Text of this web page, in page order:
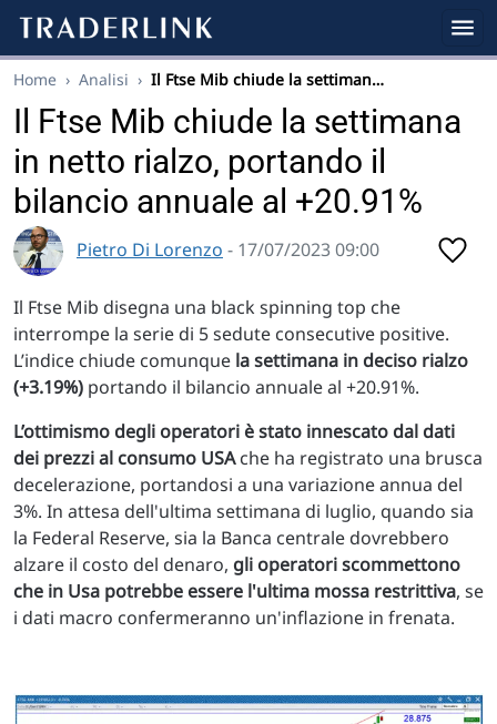
Home › Analisi › Il Ftse Mib chiude la settiman…
Il Ftse Mib chiude la settimana
in netto rialzo, portando il
bilancio annuale al +20.91%
Pietro Di Lorenzo - 17/07/2023 09:00
Il Ftse Mib disegna una black spinning top che
interrompe la serie di 5 sedute consecutive positive.
L’indice chiude comunque la settimana in deciso rialzo
(+3.19%) portando il bilancio annuale al +20.91%.
L’ottimismo degli operatori è stato innescato dal dati
dei prezzi al consumo USAche ha registrato una brusca
decelerazione, portandosi a una variazione annua del
3%. In attesa dell'ultima settimana di luglio, quando sia
la Federal Reserve, sia la Banca centrale dovrebbero
alzare il costo del denaro, gli operatori scommettono
che in Usa potrebbe essere l'ultima mossa restrittiva, se
i dati macro confermeranno un'inflazione in frenata.